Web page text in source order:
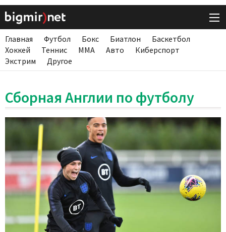
Главная Футбол Бокс Биатлон
Баскетбол
Хоккей
Теннис ММА Авто
Киберспорт
Экстрим
Другое
Сборная Англии по футболу